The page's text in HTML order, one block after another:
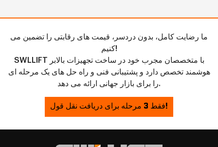
ما رضایت کامل، بدون دردسر، قیمت های رقابتی را تضمین می
کنیم!
SWLLIFT با متخصصان مجرب خود در ساخت تجهیزات بالابر
هوشمند تخصص دارد و پشتیبانی فنی و راه حل های یک مرحله ای
را برای بازار جهانی ارائه می دهد.
فقط 3 مرحله برای دریافت نقل قول!